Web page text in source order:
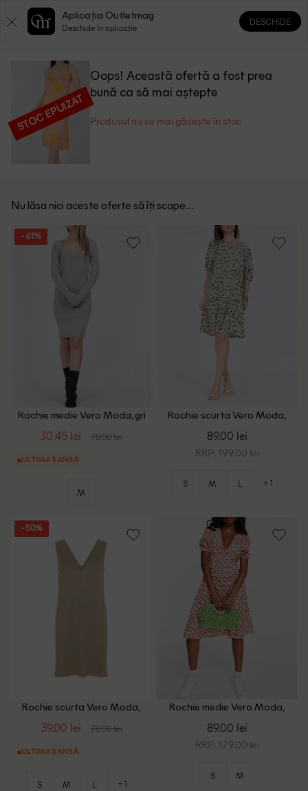
0 0
STOC EPUIZAT
Oops! Această ofertă a fost prea
bună ca să mai aștepte
Produsul nu se mai găsește în stoc
Nu lăsa nici aceste oferte să îți scape...
- 61%
Rochie medie Vero Moda, gri
30.45 lei 78.00 lei
ULTIMA ȘANSĂ
M
Rochie scurta Vero Moda,
89.00 lei
RRP: 199.00 lei
S M L +1
- 50%
Rochie scurta Vero Moda,
39.00 lei 78.00 lei
ULTIMA ȘANSĂ
S M L +1
Rochie medie Vero Moda,
89.00 lei
RRP: 179.00 lei
S M
Aplicația Outletmag
Deschide în aplicație
DESCHIDE